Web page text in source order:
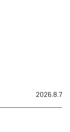
2026.8.7